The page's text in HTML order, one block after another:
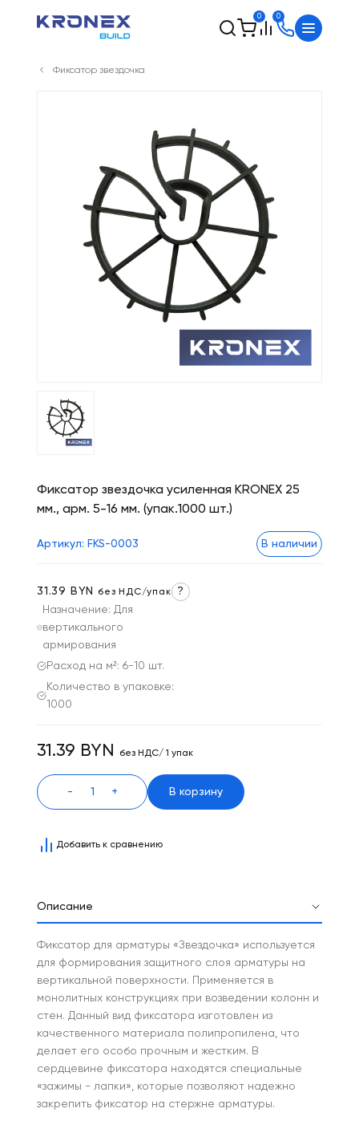
0 0
Фиксатор звездочка
Фиксатор звездочка усиленная KRONEX 25
мм., арм. 5-16 мм. (упак.1000 шт.)
Артикул: FKS-0003 В наличии
Назначение: Для
вертикального
армирования
Расход на м²: 6-10 шт.
Количество в упаковке:
1000
31.39 BYN без НДС/упак ?
31.39 BYN без НДС/ 1 упак
- + В корзину
Добавить к сравнению
Описание
Фиксатор для арматуры «Звездочка» используется
для формирования защитного слоя арматуры на
вертикальной поверхности. Применяется в
монолитных конструкциях при возведении колонн и
стен. Данный вид фиксатора изготовлен из
качественного материала полипропилена, что
делает его особо прочным и жестким. В
сердцевине фиксатора находятся специальные
«зажимы - лапки», которые позволяют надежно
закрепить фиксатор на стержне арматуры.